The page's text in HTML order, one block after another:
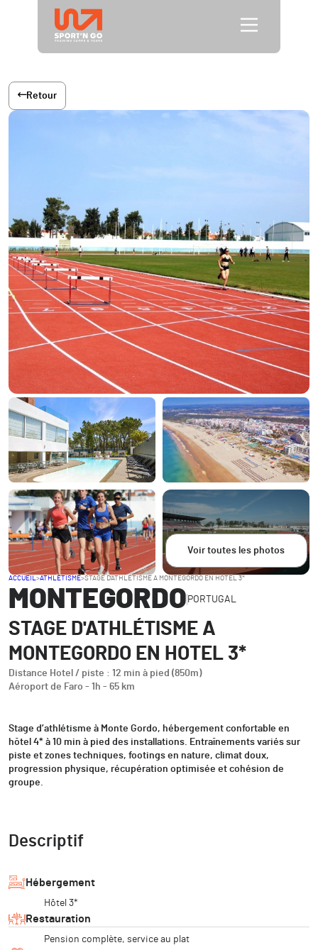
Retour
Voir toutes les photos
ACCUEIL>ATHLÉTISME>STAGE D'ATHLÉTISME A MONTEGORDO EN HOTEL 3*
MONTEGORDO PORTUGAL
STAGE D'ATHLÉTISME A
MONTEGORDO EN HOTEL 3*
Distance Hotel / piste : 12 min à pied (850m)
Aéroport de Faro - 1h - 65 km
Stage d’athlétisme à Monte Gordo, hébergement confortable en
hôtel 4* à 10 min à pied des installations. Entraînements variés sur
piste et zones techniques, footings en nature, climat doux,
progression physique, récupération optimisée et cohésion de
groupe.
Descriptif
Hébergement
Hôtel 3*
Restauration
Pension complète, service au plat